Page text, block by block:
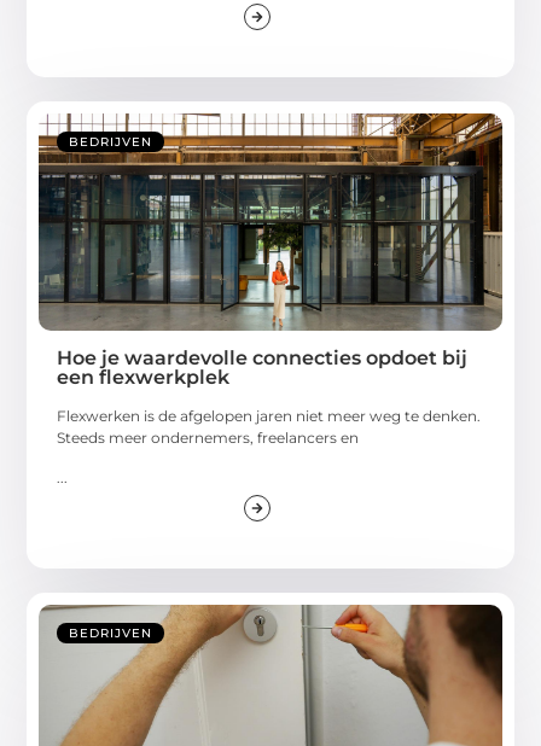
BEDRIJVEN
Hoe je waardevolle connecties opdoet bij
een flexwerkplek
Flexwerken is de afgelopen jaren niet meer weg te denken.
Steeds meer ondernemers, freelancers en
BEDRIJVEN